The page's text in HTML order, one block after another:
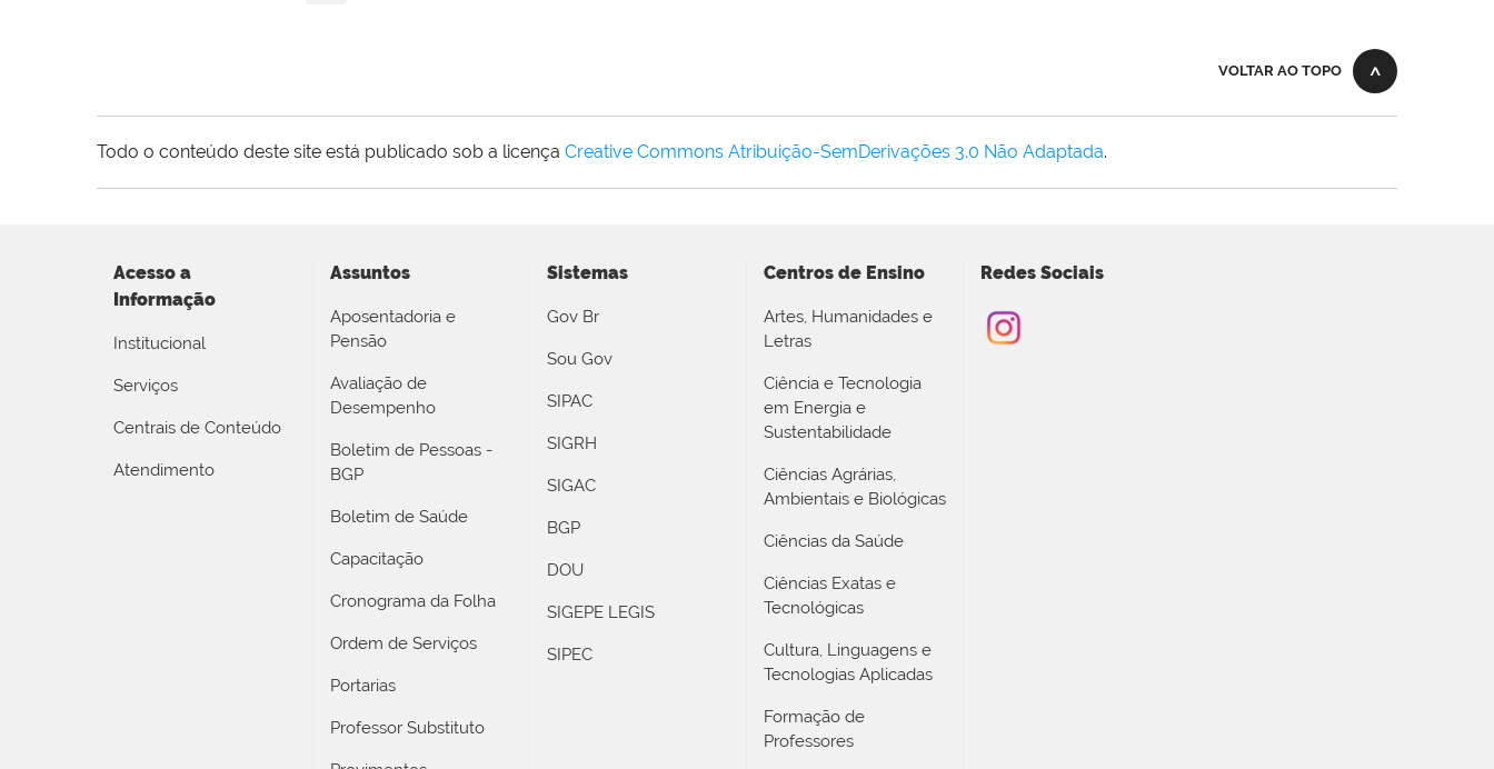
VOLTAR AO TOPO
Todo o conteúdo deste site está publicado sob a licença Creative Commons Atribuição-SemDerivações 3.0 Não Adaptada.
Acesso a
Informação
Institucional
Serviços
Centrais de Conteúdo
Atendimento
Assuntos
Aposentadoria e
Pensão
Avaliação de
Desempenho
Boletim de Pessoas -
BGP
Boletim de Saúde
Capacitação
Cronograma da Folha
Ordem de Serviços
Portarias
Professor Substituto
Sistemas
Gov Br
Sou Gov
SIPAC
SIGRH
SIGAC
BGP
DOU
SIGEPE LEGIS
SIPEC
Centros de Ensino
Artes, Humanidades e
Letras
Ciência e Tecnologia
em Energia e
Sustentabilidade
Ciências Agrárias,
Ambientais e Biológicas
Ciências da Saúde
Ciências Exatas e
Tecnológicas
Cultura, Linguagens e
Tecnologias Aplicadas
Formação de
Professores
Redes Sociais